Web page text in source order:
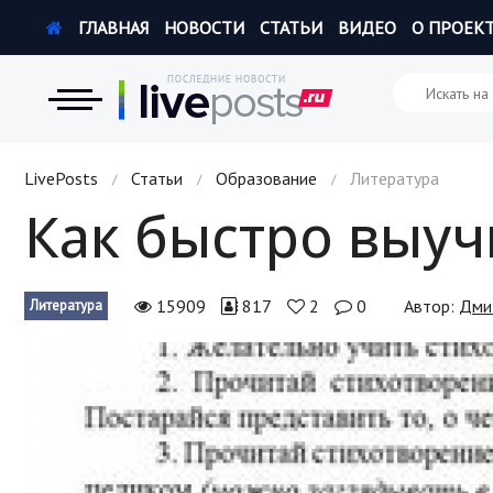
Новости
Экономика
Происшествия
Hi-Tech. Интернет
Наука и техника
ГЛАВНАЯ НОВОСТИ СТАТЬИ ВИДЕО О
LivePosts / Статьи / Образование / Литература
Как быстро
Литература 15909 817 2 0 Автор: